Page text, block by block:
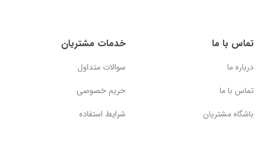
تماس با ما
درباره ما
تماس با ما
باشگاه مشتریان
خدمات مشتریان
سوالات متداول
حریم خصوصی
شرایط استفاده